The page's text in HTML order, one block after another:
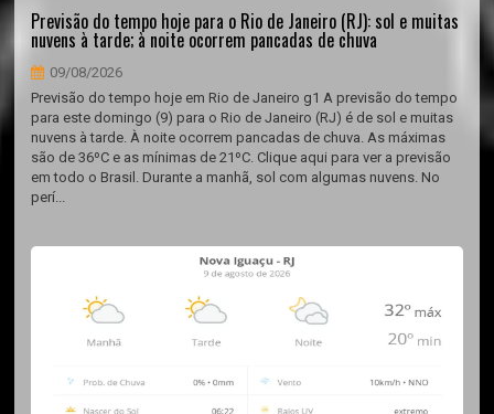
Previsão do tempo hoje para o Rio de Janeiro (RJ): sol e muitas
nuvens à tarde; à noite ocorrem pancadas de chuva
09/08/2026
Previsão do tempo hoje em Rio de Janeiro g1 A previsão do tempo
para este domingo (9) para o Rio de Janeiro (RJ) é de sol e muitas
nuvens à tarde. À noite ocorrem pancadas de chuva. As máximas
são de 36ºC e as mínimas de 21ºC. Clique aqui para ver a previsão
em todo o Brasil. Durante a manhã, sol com algumas nuvens. No
perí...